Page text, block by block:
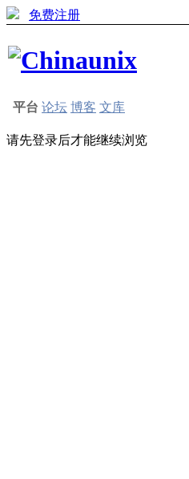
免费注册
平台 论坛 博客 文库
请先登录后才能继续浏览